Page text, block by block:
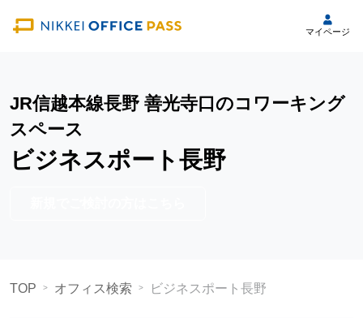
マイページ
JR信越本線長野 善光寺口のコワーキング
スペース
ビジネスポート長野
TOP オフィス検索 ビジネスポート長野